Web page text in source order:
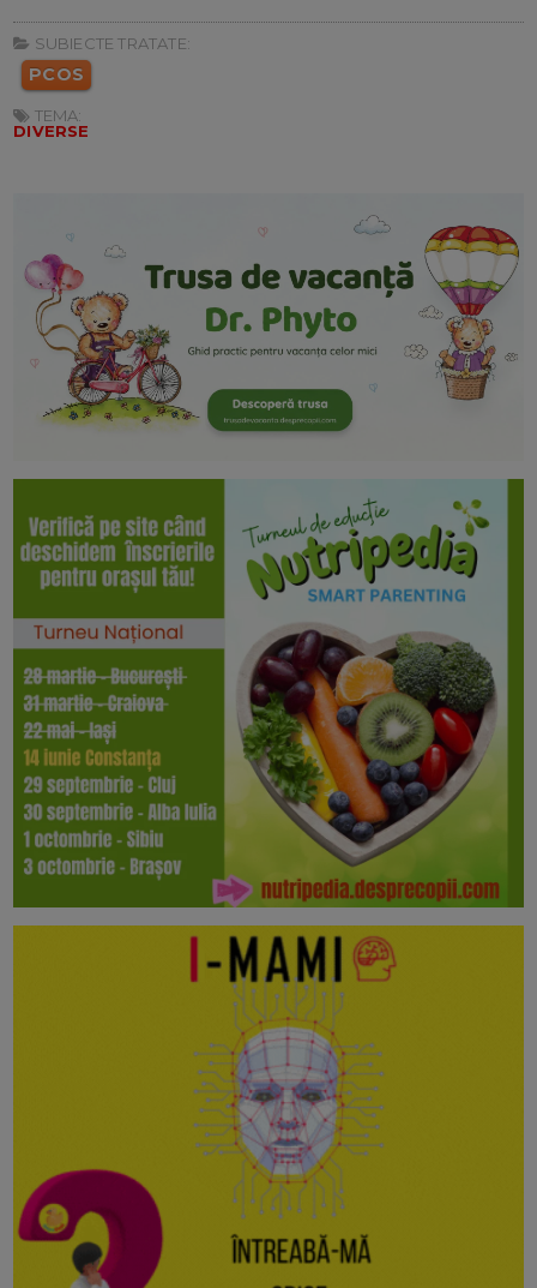
SUBIECTE TRATATE:
PCOS
TEMA:
DIVERSE